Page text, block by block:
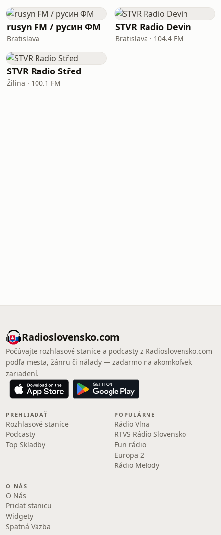
rusyn FM / русин ФМ
Bratislava
STVR Radio Devin
Bratislava · 104.4 FM
STVR Radio Střed
Žilina · 100.1 FM
Radioslovensko.com
Počúvajte rozhlasové stanice a podcasty z Radioslovensko.com
podľa mesta, žánru či nálady — zadarmo na akomkoľvek
zariadení.
PREHLIADAŤ
Rozhlasové stanice
Podcasty
Top Skladby
POPULÁRNE
Rádio Vlna
RTVS Rádio Slovensko
Fun rádio
Europa 2
Rádio Melody
O NÁS
O Nás
Pridať stanicu
Widgety
Spätná Väzba